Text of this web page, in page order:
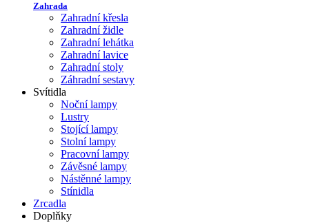
Zahrada
Zahradní křesla
Zahradní židle
Zahradní lehátka
Zahradní lavice
Zahradní stoly
Záhradní sestavy
Svítidla
Noční lampy
Lustry
Stojící lampy
Stolní lampy
Pracovní lampy
Závěsné lampy
Nástěnné lampy
Stínidla
Zrcadla
Doplňky